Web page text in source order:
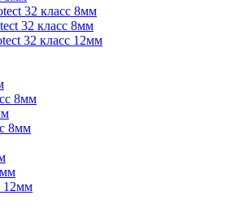
32 класс 8мм
32 класс 8мм
32 класс 12мм
8мм
8мм
12мм